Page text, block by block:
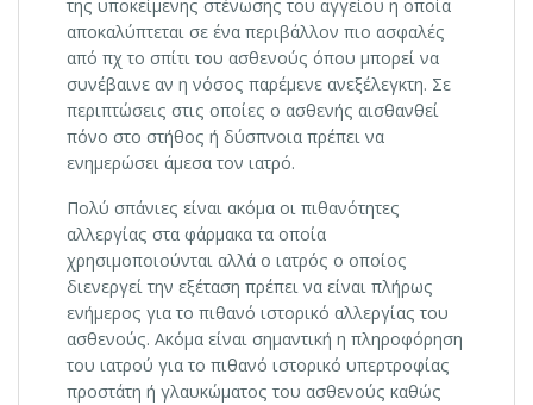
της υποκείμενης στένωσης του αγγείου η οποία
αποκαλύπτεται σε ένα περιβάλλον πιο ασφαλές
από πχ το σπίτι του ασθενούς όπου μπορεί να
συνέβαινε αν η νόσος παρέμενε ανεξέλεγκτη. Σε
περιπτώσεις στις οποίες ο ασθενής αισθανθεί
πόνο στο στήθος ή δύσπνοια πρέπει να
ενημερώσει άμεσα τον ιατρό.
Πολύ σπάνιες είναι ακόμα οι πιθανότητες
αλλεργίας στα φάρμακα τα οποία
χρησιμοποιούνται αλλά ο ιατρός ο οποίος
διενεργεί την εξέταση πρέπει να είναι πλήρως
ενήμερος για το πιθανό ιστορικό αλλεργίας του
ασθενούς. Ακόμα είναι σημαντική η πληροφόρηση
του ιατρού για το πιθανό ιστορικό υπερτροφίας
προστάτη ή γλαυκώματος του ασθενούς καθώς